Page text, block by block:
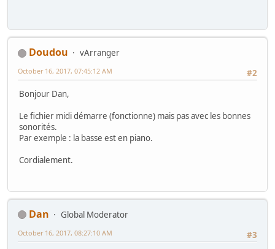
Doudou
vArranger
#2
October 16, 2017, 07:45:12 AM
Bonjour Dan,
Le fichier midi démarre (fonctionne) mais pas avec les bonnes
sonorités.
Par exemple : la basse est en piano.
Cordialement.
Dan
Global Moderator
#3
October 16, 2017, 08:27:10 AM